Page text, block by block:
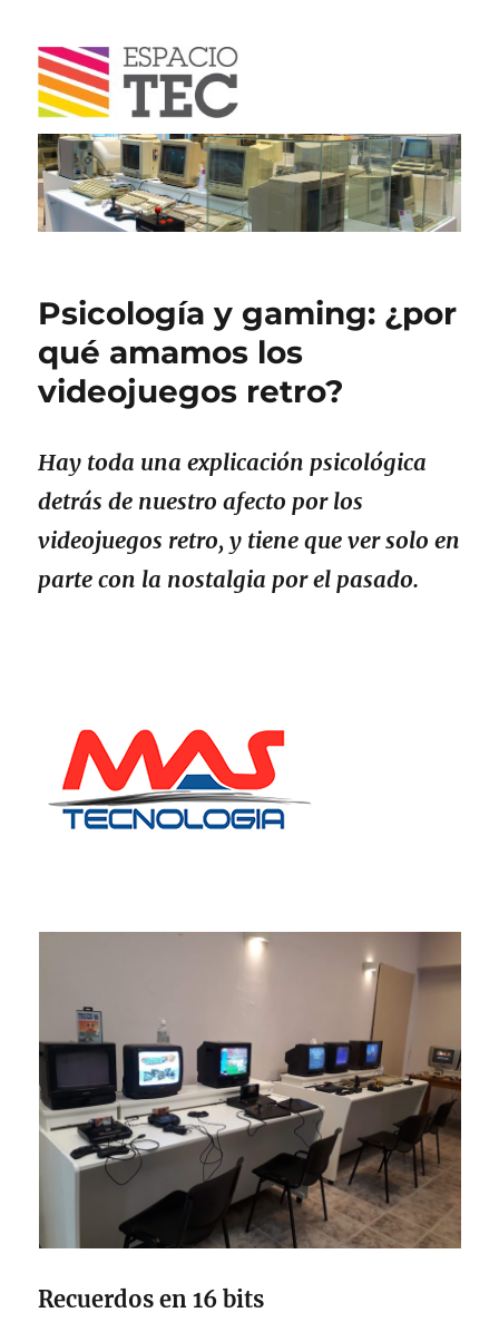
Blog
Psicología y gaming: ¿por
qué amamos los
videojuegos retro?
Hay toda una explicación psicológica
detrás de nuestro afecto por los
videojuegos retro, y tiene que ver solo en
parte con la nostalgia por el pasado.
Recuerdos en 16 bits